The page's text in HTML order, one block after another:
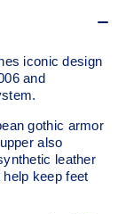
iconic design
and
gothic armor
also
leather
keep feet